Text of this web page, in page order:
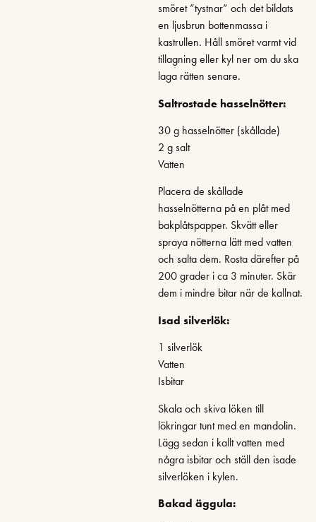
smöret ”tystnar” och det bildats
en ljusbrun bottenmassa i
kastrullen. Håll smöret varmt vid
tillagning eller kyl ner om du ska
laga rätten senare.
Saltrostade hasselnötter:
30 g hasselnötter (skållade)
2 g salt
Vatten
Placera de skållade
hasselnötterna på en plåt med
bakplåtspapper. Skvätt eller
spraya nötterna lätt med vatten
och salta dem. Rosta därefter på
200 grader i ca 3 minuter. Skär
dem i mindre bitar när de kallnat.
Isad silverlök:
1 silverlök
Vatten
Isbitar
Skala och skiva löken till
lökringar tunt med en mandolin.
Lägg sedan i kallt vatten med
några isbitar och ställ den isade
silverlöken i kylen.
Bakad äggula: